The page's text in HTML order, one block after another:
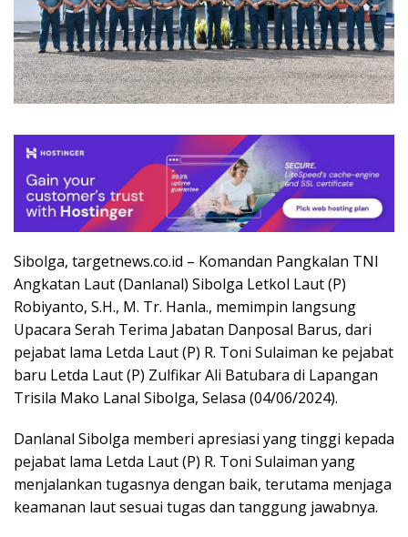
Sibolga, targetnews.co.id – Komandan Pangkalan TNI
Angkatan Laut (Danlanal) Sibolga Letkol Laut (P)
Robiyanto, S.H., M. Tr. Hanla., memimpin langsung
Upacara Serah Terima Jabatan Danposal Barus, dari
pejabat lama Letda Laut (P) R. Toni Sulaiman ke pejabat
baru Letda Laut (P) Zulfikar Ali Batubara di Lapangan
Trisila Mako Lanal Sibolga, Selasa (04/06/2024).
Danlanal Sibolga memberi apresiasi yang tinggi kepada
pejabat lama Letda Laut (P) R. Toni Sulaiman yang
menjalankan tugasnya dengan baik, terutama menjaga
keamanan laut sesuai tugas dan tanggung jawabnya.